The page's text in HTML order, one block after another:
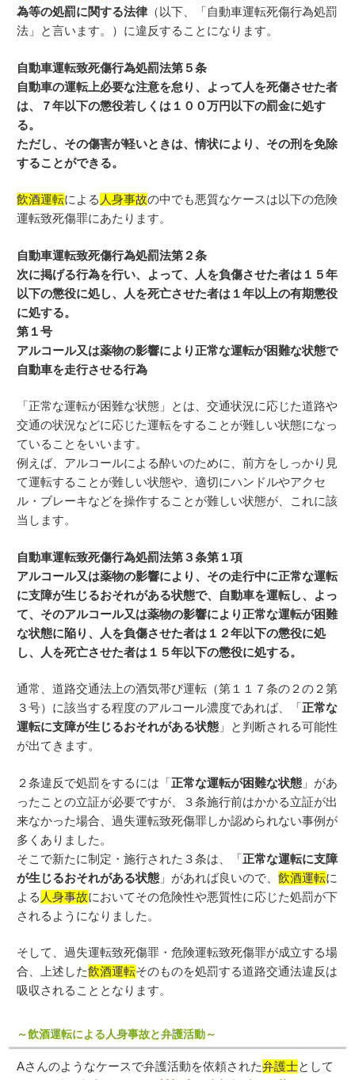
為等の処罰に関する法律 （以下、「自動車運転死傷行為処罰
法」と言います。）に違反することになります。
自動車運転致死傷行為処罰法第５条
自動車の運転上必要な注意を怠り、よって人を死傷させた者
は、７年以下の懲役若しくは１００万円以下の罰金に処す
る。
ただし、その傷害が軽いときは、情状により、その刑を免除
することができる。
飲酒運転による 人身事故の中でも悪質なケースは以下の危険
運転致死傷罪にあたります。
自動車運転致死傷行為処罰法第２条
次に掲げる行為を行い、よって、人を負傷させた者は１５年
以下の懲役に処し、人を死亡させた者は１年以上の有期懲役
に処する。
第１号
アルコール又は薬物の影響により正常な運転が困難な状態で
自動車を走行させる行為
「正常な運転が困難な状態」とは、交通状況に応じた道路や
交通の状況などに応じた運転をすることが難しい状態になっ
ていることをいいます。
例えば、アルコールによる酔いのために、前方をしっかり見
て運転することが難しい状態や、適切にハンドルやアクセ
ル・ブレーキなどを操作することが難しい状態が、これに該
当します。
自動車運転致死傷行為処罰法第３条第１項
アルコール又は薬物の影響により、その走行中に正常な運転
に支障が生じるおそれがある状態で、自動車を運転し、よっ
て、そのアルコール又は薬物の影響により正常な運転が困難
な状態に陥り、人を負傷させた者は１２年以下の懲役に処
し、人を死亡させた者は１５年以下の懲役に処する。
通常、道路交通法上の酒気帯び運転（第１１７条の２の２第
３号）に該当する程度のアルコール濃度であれば、「正常な
運転に支障が生じるおそれがある状態 」と判断される可能性
が出てきます。
２条違反で処罰をするには「正常な運転が困難な状態 」があ
ったことの立証が必要ですが、３条施行前はかかる立証が出
来なかった場合、過失運転致死傷罪しか認められない事例が
多くありました。
そこで新たに制定・施行された３条は、「正常な運転に支障
が生じるおそれがある状態 」があれば良いので、飲酒運転に
よる 人身事故においてその危険性や悪質性に応じた処罰が下
されるようになりました。
そして、過失運転致死傷罪・危険運転致死傷罪が成立する場
合、上述した飲酒運転そのものを処罰する道路交通法違反は
吸収されることとなります。
～飲酒運転による人身事故と弁護活動～
Aさんのようなケースで弁護活動を依頼された弁護士として